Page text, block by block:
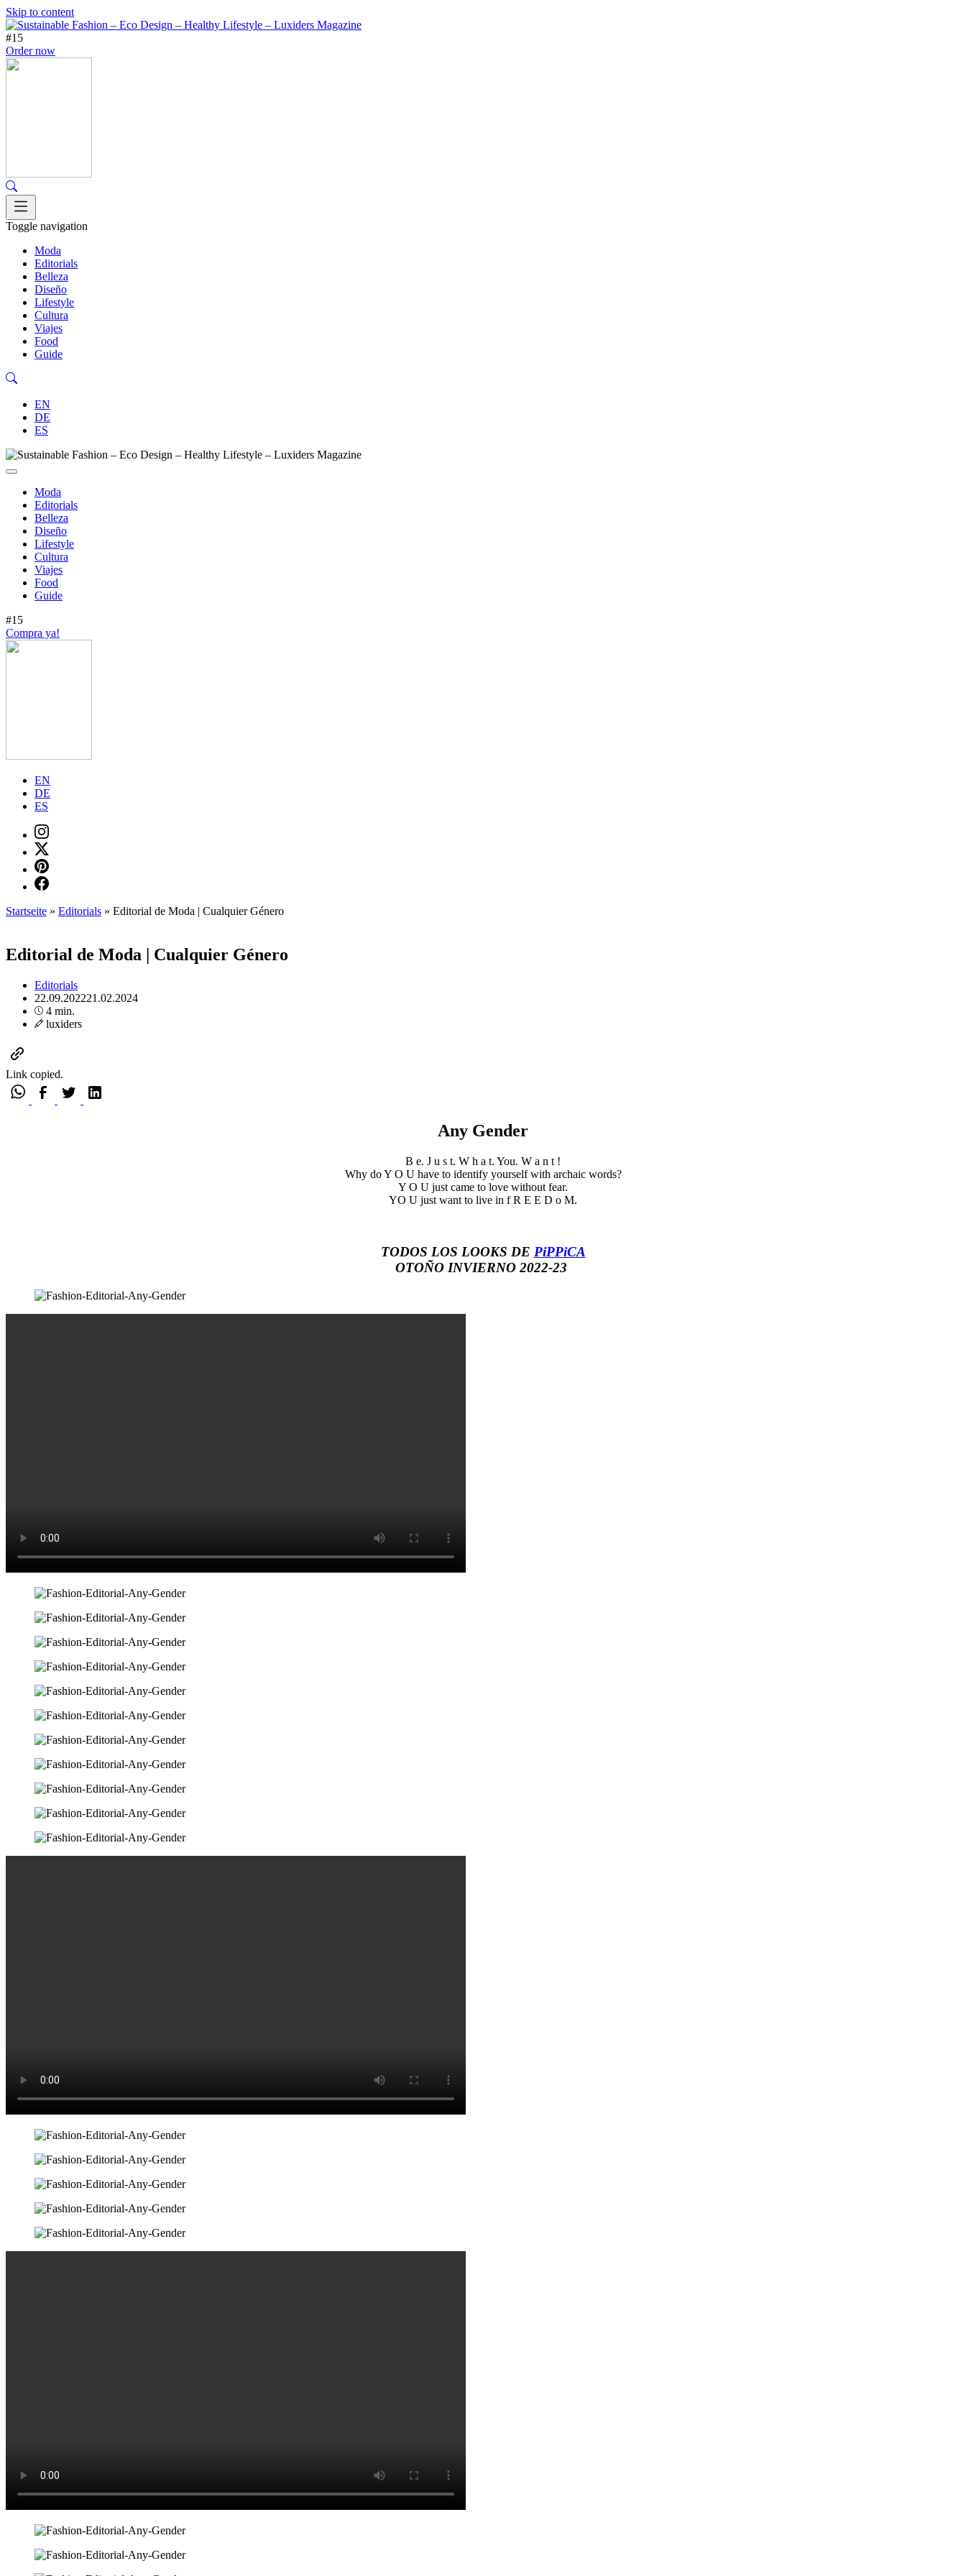
Skip to content
#15
Order now
Toggle navigation
Moda
Editorials
Belleza
Diseño
Lifestyle
Cultura
Viajes
Food
Guide
EN
DE
ES
Moda
Editorials
Belleza
Diseño
Lifestyle
Cultura
Viajes
Food
Guide
#15
Compra ya!
EN
DE
ES
Startseite » Editorials » Editorial de Moda | Cualquier Género
Editorial de Moda | Cualquier Género
Editorials
22.09.202221.02.2024
4 min.
luxiders
Link copied.
Any Gender
B e. J u s t. W h a t. You. W a n t !
Why do Y O U have to identify yourself with archaic words?
Y O U just came to love without fear.
YO U just want to live in f R E E D o M.
TODOS LOS LOOKS DE PiPPiCA
OTOÑO INVIERNO 2022-23